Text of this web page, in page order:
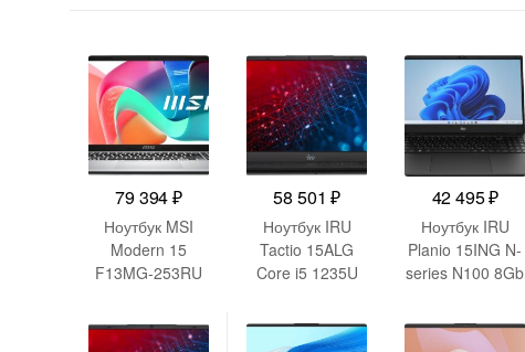
79 394₽
Ноутбук MSI
Modern 15
F13MG-253RU
16Gb
SSD512Gb Intel
58 501₽
Ноутбук IRU
Tactio 15ALG
Core i5 1235U
SSD512Gb Intel
Iris Xe graphics
42 495₽
Ноутбук IRU
Planio 15ING N-
series N100 8Gb
UHD Graphics
15.6″ IPS FHD